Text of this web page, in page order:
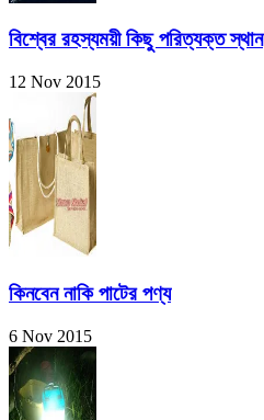
বিশ্বের রহস্যময়ী কিছু পরিত্যক্ত স্থান
12 Nov 2015
কিনবেন নাকি পাটের পণ্য
6 Nov 2015